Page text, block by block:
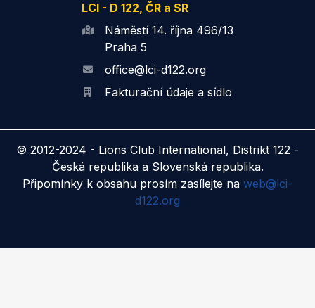
LCI - D 122, ČR a SR
Náměstí 14. října 496/13
Praha 5
office@lci-d122.org
Fakturační údaje a sídlo
© 2012-2024 - Lions Club International, Distrikt 122 -
Česká republika a Slovenská republika.
Připomínky k obsahu prosím zasílejte na web@lci-
d122.org